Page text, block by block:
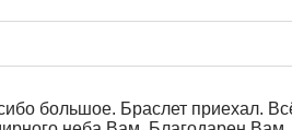
большое. Браслет приехал.